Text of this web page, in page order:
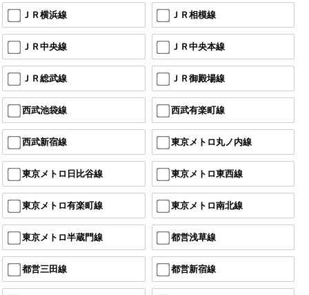
ＪＲ横浜線 ＪＲ相模線
ＪＲ中央線 ＪＲ中央本線
ＪＲ総武線 ＪＲ御殿場線
西武池袋線 西武有楽町線
西武新宿線 東京メトロ丸ノ内線
東京メトロ日比谷線 東京メトロ東西線
東京メトロ有楽町線 東京メトロ南北線
東京メトロ半蔵門線 都営浅草線
都営三田線 都営新宿線